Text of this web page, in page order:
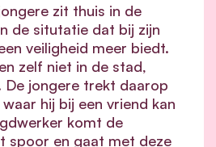
zit thuis in de
de situtatie dat bij zijn
veiligheid meer biedt.
zelf niet in de stad,
De jongere trekt daarop
hij bij een vriend kan
komt de
spoor en gaat met deze